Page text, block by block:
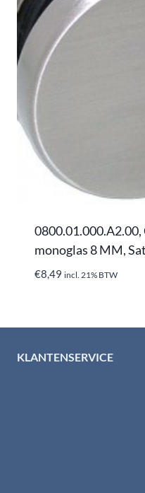
monoglas 8 MM,
€8,49 incl. 21% BTW
KLANTENSERVICE